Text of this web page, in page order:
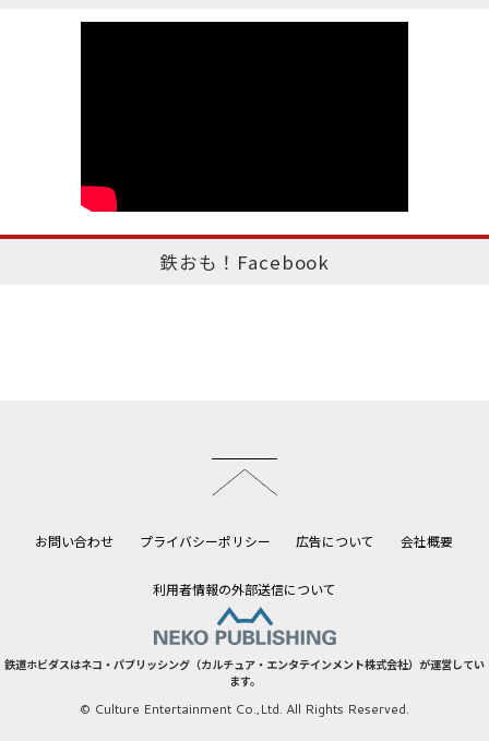
鉄おも！Facebook
お問い合わせ プライバシーポリシー 広告について 会社概要
利用者情報の外部送信について
鉄道ホビダスはネコ・パブリッシング（カルチュア・エンタテインメント株式会社）が運営してい
ます。
© Culture Entertainment Co.,Ltd. All Rights Reserved.